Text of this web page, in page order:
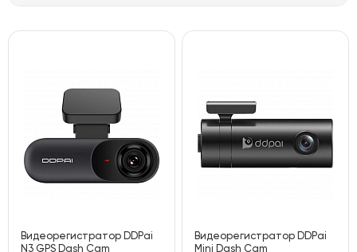
Видеорегистратор DDPai
N3 GPS Dash Cam
Видеорегистратор DDPai
Mini Dash Cam